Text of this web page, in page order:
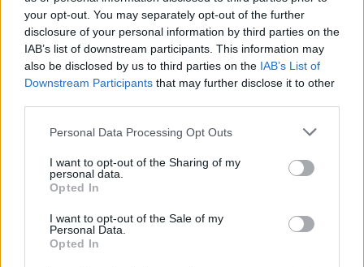
your opt-out. You may separately opt-out of the further
disclosure of your personal information by third parties on the
IAB’s list of downstream participants. This information may
also be disclosed by us to third parties on the IAB’s List of
Downstream Participants that may further disclose it to other
Personal Data Processing Opt Outs
I want to opt-out of the Sharing of my
personal data.
Opted In
I want to opt-out of the Sale of my
Personal Data.
Opted In